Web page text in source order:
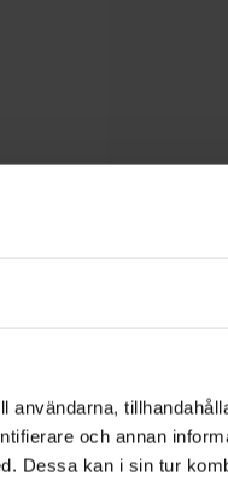
användarna,
och annan
Dessa kan i sin tur